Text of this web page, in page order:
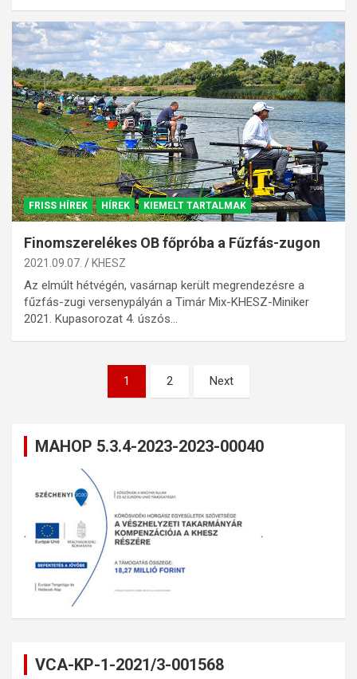
FRISS HÍREK HÍREK KIEMELT TARTALMAK
Finomszerelékes OB főpróba a Fűzfás-zugon
2021.09.07. KHESZ
Az elmúlt hétvégén, vasárnap került megrendezésre a
fűzfás-zugi versenypályán a Timár Mix-KHESZ-Miniker
2021. Kupasorozat 4. úszós…
Bejegyzések1 2 Next
MAHOP 5.3.4-2023-2023-00040
VCA-KP-1-2021/3-001568